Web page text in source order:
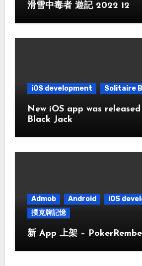
滑雪中毒者 遊記 2022 12
iOS development Solitaire
New iOS app was
Black Jack
Admob Android
iOS
撲克牌記憶
新 App 上架 –